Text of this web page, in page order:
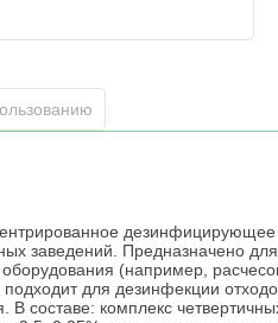
заведений. Предназначено
(например,
для дезинфекции
В составе: комплекс